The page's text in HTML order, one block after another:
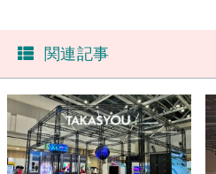
関連記事